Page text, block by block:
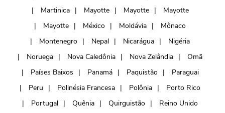
Martinica
Mayotte Mayotte
Mayotte
Mayotte
México Moldávia
Mônaco
Montenegro
Nepal Nicarágua
Nigéria
Noruega
Nova Caledônia Nova Zelândia
Omã
Países Baixos
Panamá Paquistão
Paraguai
Peru
Polinésia Francesa Polônia
Porto Rico
Portugal
Quênia Quirguistão
Reino Unido